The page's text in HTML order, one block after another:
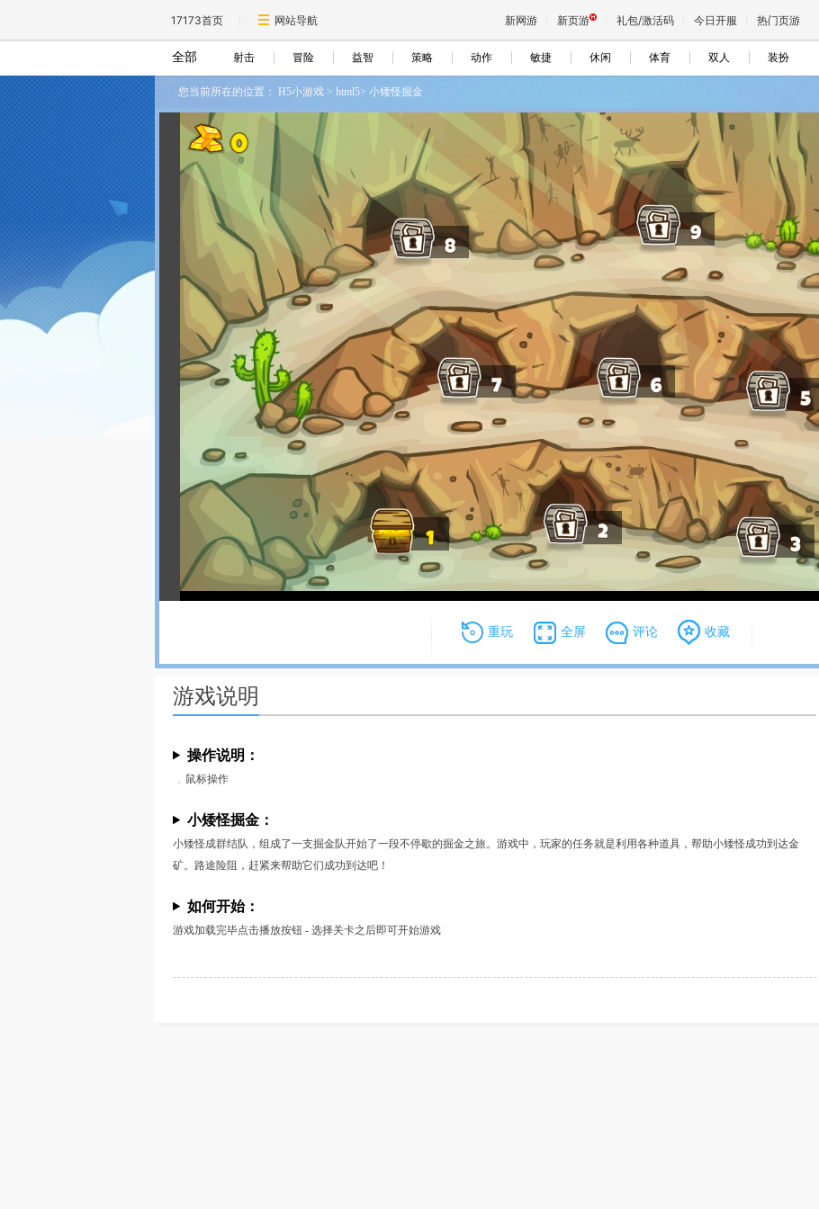
17173首页 网站导航 新网游 新页游 礼包/激活码 今日开服 热门页游
天堂
王权与自由
全部 射击 冒险 益智 策略 动作 敏捷 休闲 体育 双人 装扮
您当前所在的位置： H5小游戏 > html5> 小矮怪掘金
重玩 全屏 评论 收藏
游戏说明
操作说明：
鼠标操作
小矮怪掘金：
小矮怪成群结队，组成了一支掘金队开始了一段不停歇的掘金之旅。游戏中，玩家的任务就是利用各种道具，帮助小矮怪成功到达金
矿。路途险阻，赶紧来帮助它们成功到达吧！
如何开始：
游戏加载完毕点击播放按钮 - 选择关卡之后即可开始游戏